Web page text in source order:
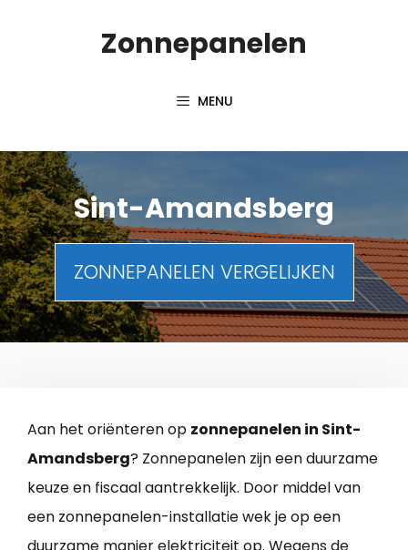
Zonnepanelen
MENU
Sint-Amandsberg
ZONNEPANELEN VERGELIJKEN
Aan het oriënteren op zonnepanelen in Sint-
Amandsberg? Zonnepanelen zijn een duurzame
keuze en fiscaal aantrekkelijk. Door middel van
een zonnepanelen-installatie wek je op een
duurzame manier elektriciteit op. Wegens de